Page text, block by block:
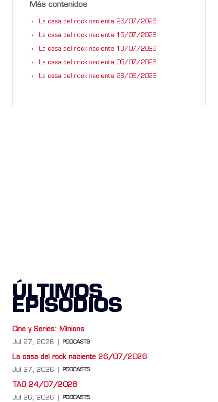
Más contenidos
La casa del rock naciente 26/07/2026
La casa del rock naciente 19/07/2026
La casa del rock naciente 13/07/2026
La casa del rock naciente 05/07/2026
La casa del rock naciente 28/06/2026
ÚLTIMOS
EPISODIOS
Cine y Series: Minions
Jul 27, 2026 PODCASTS
La casa del rock naciente 26/07/2026
Jul 27, 2026 PODCASTS
TAO 24/07/2026
Jul 26, 2026 PODCASTS